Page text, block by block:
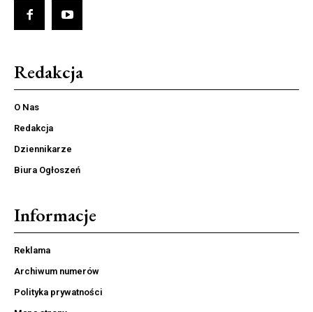
Redakcja
O Nas
Redakcja
Dziennikarze
Biura Ogłoszeń
Informacje
Reklama
Archiwum numerów
Polityka prywatności